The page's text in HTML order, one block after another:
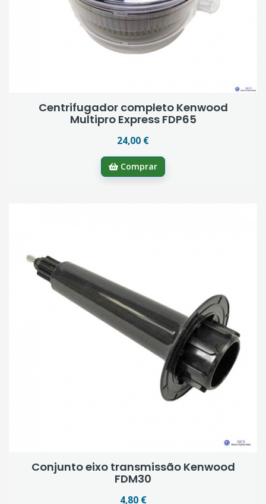
Centrifugador completo Kenwood
Multipro Express FDP65
24,00 €
Comprar
Conjunto eixo transmissão Kenwood
FDM30
4,80 €